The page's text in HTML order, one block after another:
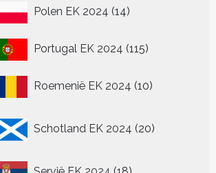
Polen EK 2024 1414
Portugal EK 2024 115115
Roemenië EK 2024 1010
Schotland EK 2024 20
producten
18